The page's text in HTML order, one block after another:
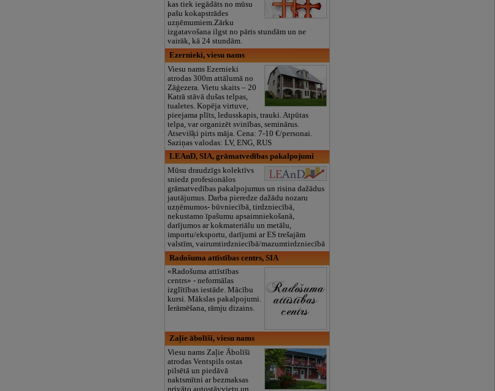
kas tiek iegādāts no mūsu
pašu kokapstrādes
uzņēmumiem.Zārku
izgatavošana ilgst no pāris stundām un ne
vairāk, kā 24 stundām.
Ezernieki, viesu nams
Viesu nams Ezernieki
atrodas 300m attālumā no
Zāģezera. Vietu skaits – 20
Katrā stāvā dušas telpas,
tualetes. Kopēja virtuve,
pieejama plīts, ledusskapis, trauki. Atpūtas
telpa, var organizēt svinības, seminārus.
Atsevišķi pirts māja. Cena: 7-10 €/personai.
Saziņas valodas: LV, ENG, RUS
LEAnD, SIA, grāmatvedības pakalpojumi
Mūsu draudzīgs kolektīvs
sniedz profesionālos
grāmatvedības pakalpojumus un risina dažādus
jautājumus. Darba pieredze dažādu nozaru
uzņēmumos- būvniecībā, tirdzniecībā,
nekustamo īpašumu apsaimniekošanā,
darījumos ar kokmateriālu un metālu,
importu/eksportu, darījumi ar ES trešajām
valstīm, vairumtirdzniecībā/mazumtirdzniecībā
Radošuma attīstības centrs, SIA
«Radošuma attīstības
centrs» - neformālas
izglītības iestāde. Mācību
kursi. Mākslas pakalpojumi.
Ierāmēšana, rāmju dizains.
Zaļie ābolīši, viesu nams
Viesu nams Zaļie Ābolīši
atrodas Ventspils ostas
pilsētā un piedāvā
naktsmītni ar bezmaksas
privāto autostāvvietu un